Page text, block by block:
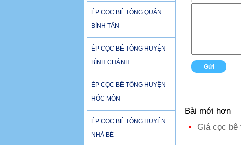
ÉP CỌC BÊ TÔNG QUẬN
BÌNH TÂN
ÉP CỌC BÊ TÔNG HUYỆN
BÌNH CHÁNH
ÉP CỌC BÊ TÔNG HUYỆN
HÓC MÔN
ÉP CỌC BÊ TÔNG HUYỆN
NHÀ BÈ
Bài mới hơn
Giá cọc bê